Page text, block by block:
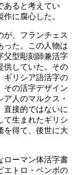
あると考えてい
に腐心した。
が、フランチェス
った。この人物は
父型彫刻師兼活字
供していた。その
ギリシア語活字の
その活字デザイン
人のマルクス・
直接的ではないに
て生まれたギリシ
を得て、後世に大
ローマン体活字書
エトロ・ベンボの